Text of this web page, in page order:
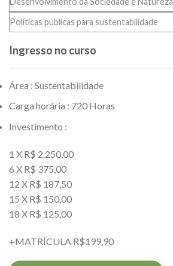
Políticas públicas para sustentabilidade
Ingresso no curso
Área : Sustentabilidade
Carga horária : 720 Horas
Investimento :
1 X R$ 2.250,00
6 X R$ 375,00
12 X R$ 187,50
15 X R$ 150,00
18 X R$ 125,00
+MATRÍCULA R$199,90